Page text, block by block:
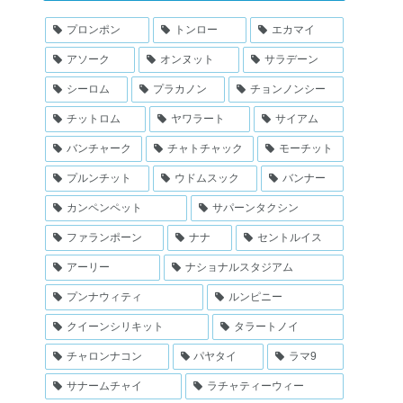
プロンポン トンロー エカマイ
アソーク オンヌット サラデーン
シーロム プラカノン チョンノンシー
チットロム ヤワラート サイアム
バンチャーク チャトチャック モーチット
プルンチット ウドムスック バンナー
カンペンペット サパーンタクシン
ファランポーン ナナ セントルイス
アーリー ナショナルスタジアム
プンナウィティ ルンピニー
クイーンシリキット タラートノイ
チャロンナコン パヤタイ ラマ9
サナームチャイ ラチャティーウィー